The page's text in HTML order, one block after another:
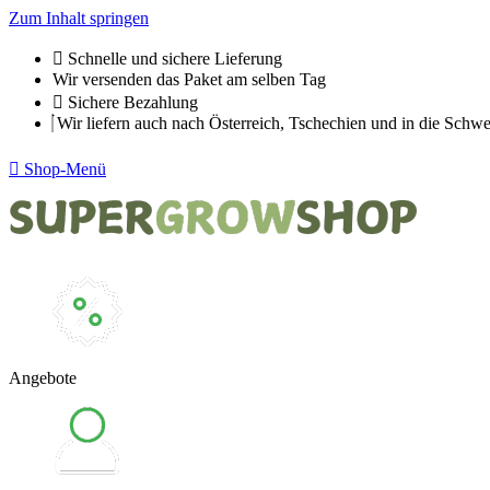
Zum Inhalt springen
Schnelle und sichere Lieferung
Wir versenden das Paket am selben Tag
Sichere Bezahlung
Wir liefern auch nach Österreich, Tschechien und in die
Shop-Menü
Angebote